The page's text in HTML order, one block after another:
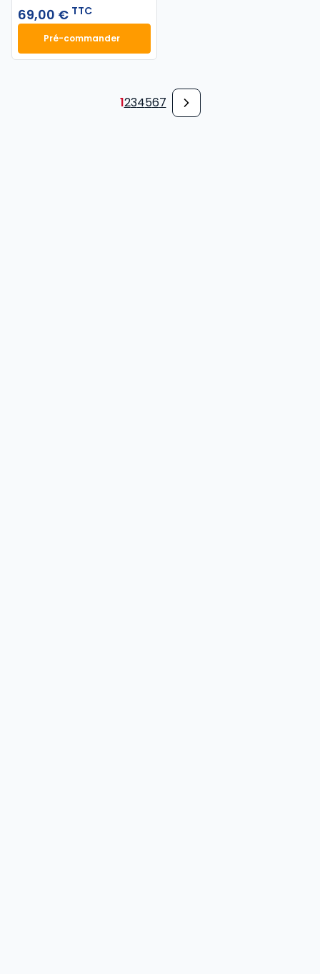
69,00 € TTC
Pré-commanderFinance d'entreprise 2027. 25e éd. à 69,00 € TTC
1234567